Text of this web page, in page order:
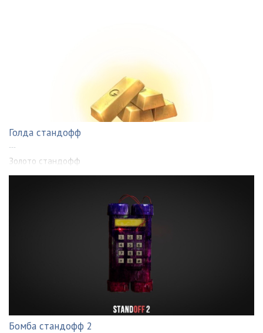
Голда стандофф
---
Золото стандофф
Бомба стандофф 2